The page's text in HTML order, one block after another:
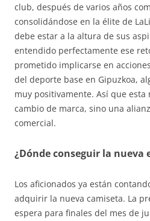
club, después de varios años
consolidándose en la élite de
debe estar a la altura de sus
entendido perfectamente ese
prometido implicarse en
del deporte base en Gipuzkoa,
muy positivamente. Así que esta
cambio de marca, sino una
comercial.
¿Dónde conseguir la nueva
Los aficionados ya están
adquirir la nueva camiseta. La
espera para finales del mes de